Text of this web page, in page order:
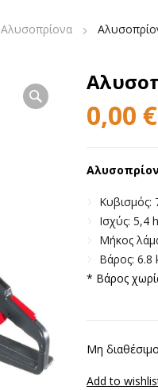
Αλυσοπρίονα
0,00 €
Κυβισμός:
Ισχύς: 5,4
Μήκος
Βάρος: 6.8
* Βάρος
Μη διαθέσιμο
Add to